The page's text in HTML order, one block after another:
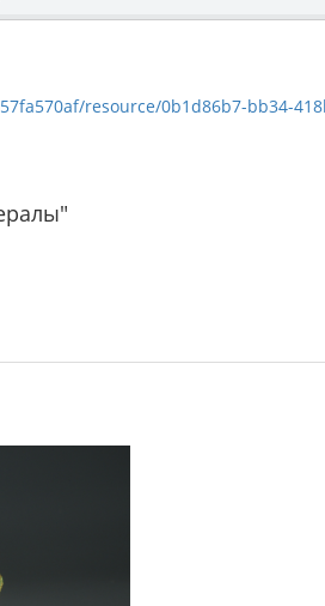
resource/0b1d86b7-bb34-418b-9976-